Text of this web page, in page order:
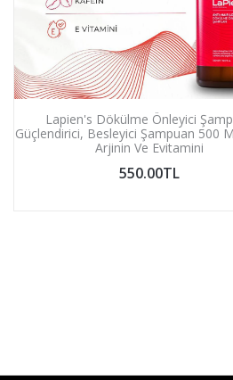
Lapien's Dökülme Önleyici
Güçlendirici, Besleyici Şampuan 500
Arjinin Ve Evitamini
550.00TL